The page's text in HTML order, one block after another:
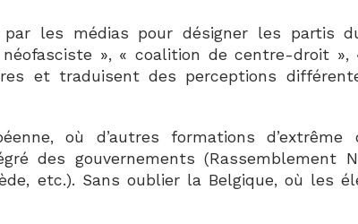
les médias pour désigner les partis
», « coalition de centre-droit »,
et traduisent des perceptions
où d’autres formations
des gouvernements (Rassemblement
etc.). Sans oublier la Belgique, où les